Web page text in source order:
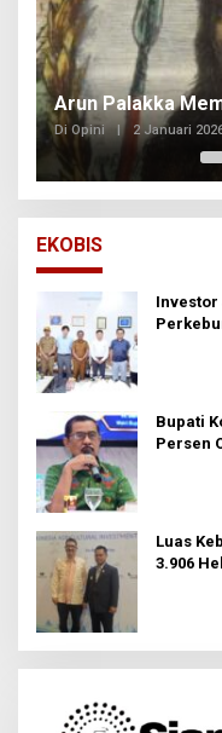
Arun Palakka
Di Opini | 2 Januari
EKOBIS
Investor
Bupati
Persen
Luas
3.906